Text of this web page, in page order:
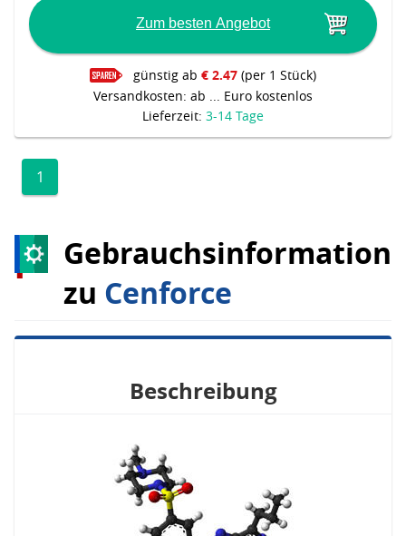
Zum besten Angebot
günstig ab € 2.47 (per 1 Stück)
Versandkosten: ab ... Euro kostenlos
Lieferzeit: 3-14 Tage
1
Gebrauchsinformation
zu Cenforce
Beschreibung